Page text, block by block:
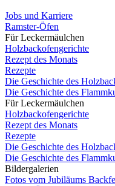
Jobs und Karriere
Ramster-Öfen
Für Leckermäulchen
Holzbackofengerichte
Rezept des Monats
Rezepte
Die Geschichte des
Die Geschichte des
Für Leckermäulchen
Holzbackofengerichte
Rezept des Monats
Rezepte
Die Geschichte des
Die Geschichte des
Bildergalerien
Fotos vom Jubiläums